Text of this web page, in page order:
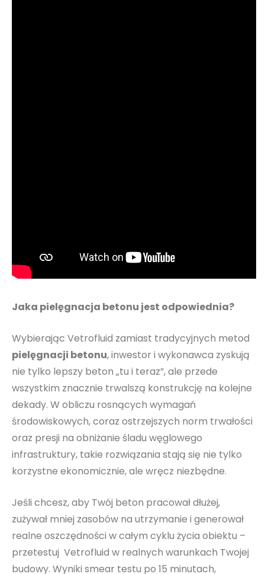
Jaka pielęgnacja betonu jest odpowiednia?
Wybierając Vetrofluid zamiast tradycyjnych metod
pielęgnacji betonu, inwestor i wykonawca zyskują
nie tylko lepszy beton „tu i teraz”, ale przede
wszystkim znacznie trwalszą konstrukcję na kolejne
dekady. W obliczu rosnących wymagań
środowiskowych, coraz ostrzejszych norm trwałości
oraz presji na obniżanie śladu węglowego
infrastruktury, takie rozwiązania stają się nie tylko
korzystne ekonomicznie, ale wręcz niezbędne.
Jeśli chcesz, aby Twój beton pracował dłużej,
zużywał mniej zasobów na utrzymanie i generował
realne oszczędności w całym cyklu życia obiektu –
przetestuj Vetrofluid w realnych warunkach Twojej
budowy. Wyniki smear testu po 15 minutach,